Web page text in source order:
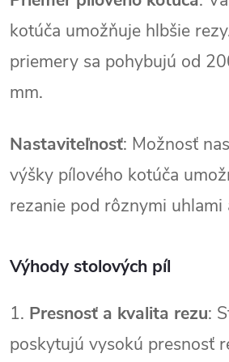
kotúča umožňuje hlbšie
priemery sa pohybujú od
mm.
Nastaviteľnosť: Možnosť
výšky pílového kotúča
rezanie pod rôznymi uhlami
Výhody stolových píl
1. Presnosť a kvalita rezu:
poskytujú vysokú presnosť